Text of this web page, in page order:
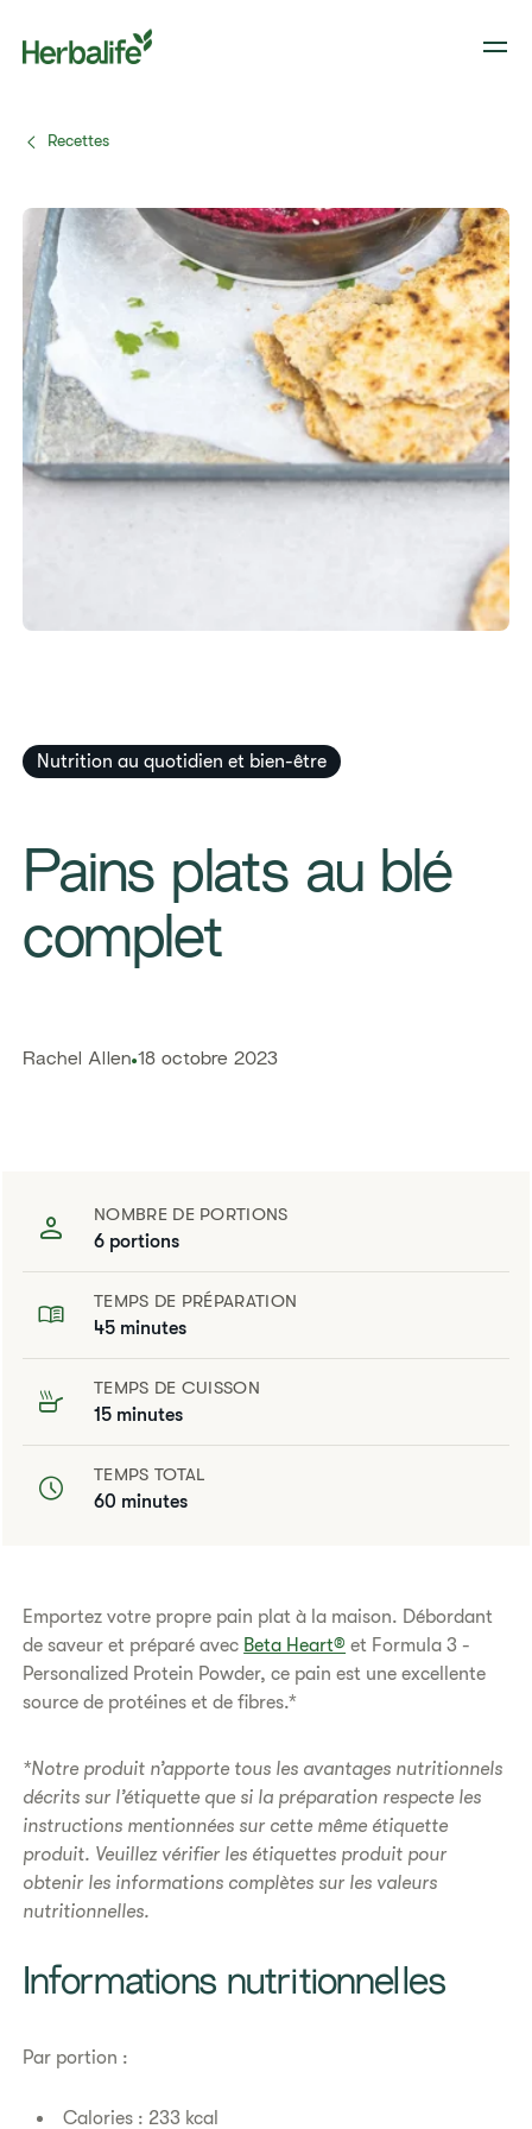
Recettes
Nutrition au quotidien et bien-être
​​Pains plats au blé
complet
​​Rachel Allen​ 18 octobre 2023
NOMBRE DE PORTIONS
6 portions
TEMPS DE PRÉPARATION
45 minutes
TEMPS DE CUISSON
15 minutes
TEMPS TOTAL
60 minutes
Emportez votre propre pain plat à la maison. Débordant
de saveur et préparé avec Beta Heart® et Formula 3 -
Personalized Protein Powder, ce pain est une excellente
source de protéines et de fibres.*​
*Notre produit nʼapporte tous les avantages nutritionnels
décrits sur lʼétiquette que si la préparation respecte les
instructions mentionnées sur cette même étiquette
produit. Veuillez vérifier les étiquettes produit pour
obtenir les informations complètes sur les valeurs
nutritionnelles.
​​Informations nutritionnelles​
Par portion :
Calories : 233 kcal